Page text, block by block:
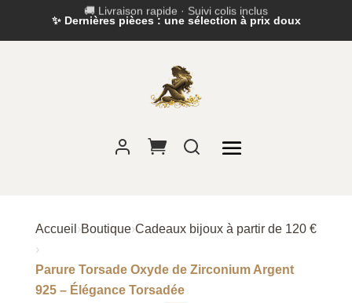
✨ Dernières pièces : une sélection à prix doux
Accueil ›Boutique›Cadeaux bijoux à partir de 120 €
›
Parure Torsade Oxyde de Zirconium Argent
925 – Élégance Torsadée